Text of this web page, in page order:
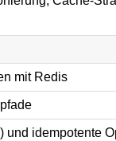
mit Redis
und idempotente